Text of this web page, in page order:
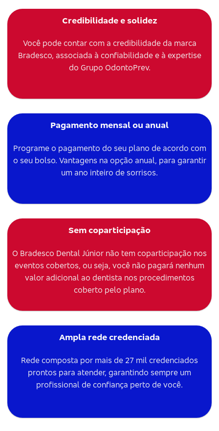
Credibilidade e solidez
Você pode contar com a credibilidade da marca
Bradesco, associada à confiabilidade e à expertise
do Grupo OdontoPrev.
Pagamento mensal ou anual
Programe o pagamento do seu plano de acordo com
o seu bolso. Vantagens na opção anual, para garantir
um ano inteiro de sorrisos.
Sem coparticipação
O Bradesco Dental Júnior não tem coparticipação nos
eventos cobertos, ou seja, você não pagará nenhum
valor adicional ao dentista nos procedimentos
coberto pelo plano.
Ampla rede credenciada
Rede composta por mais de 27 mil credenciados
prontos para atender, garantindo sempre um
profissional de confiança perto de você.